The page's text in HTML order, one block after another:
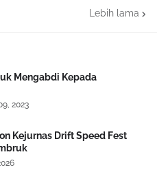
Lebih lama
Mengabdi Kepada
2023
Kejurnas Drift Speed Fest